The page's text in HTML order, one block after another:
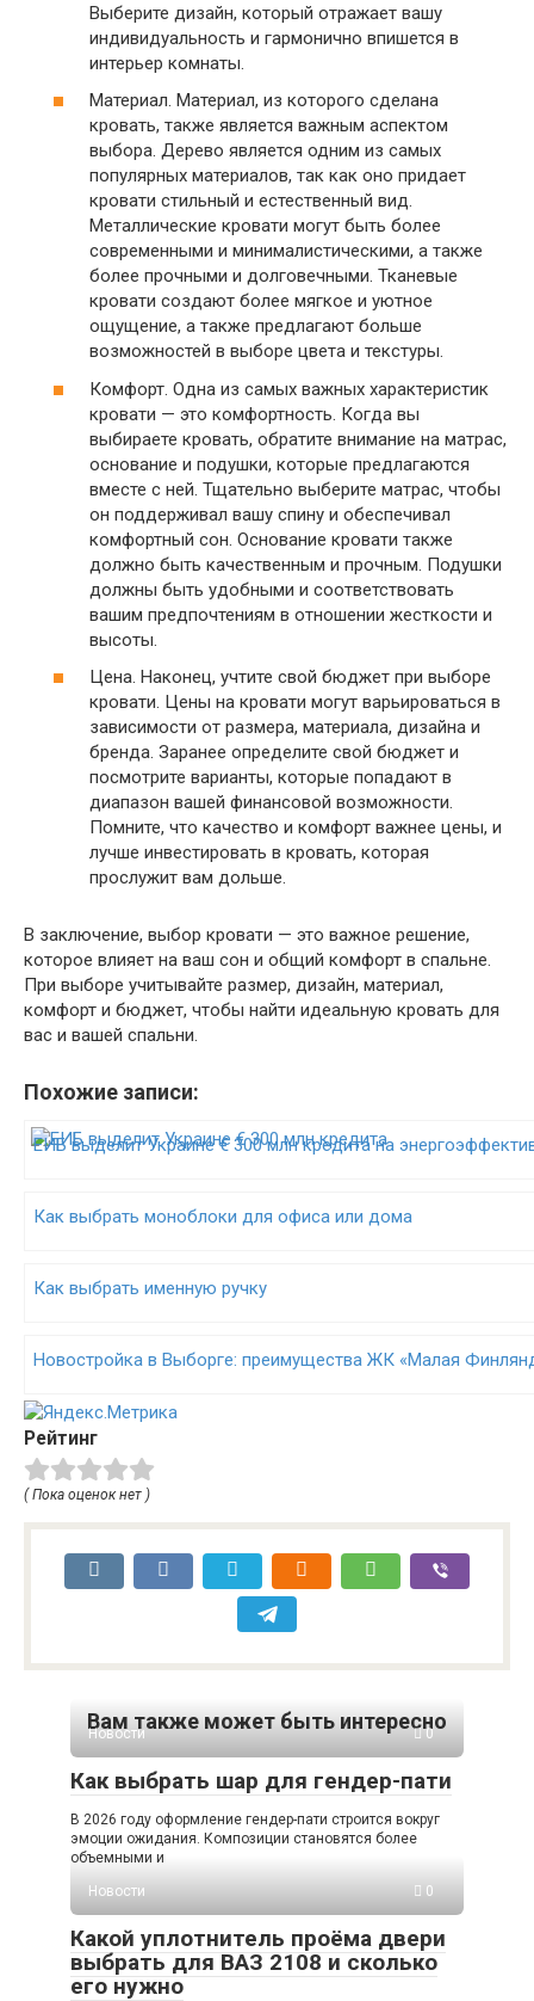
Выберите дизайн, который отражает вашу
индивидуальность и гармонично впишется в
интерьер комнаты.
Материал. Материал, из которого сделана
кровать, также является важным аспектом
выбора. Дерево является одним из самых
популярных материалов, так как оно придает
кровати стильный и естественный вид.
Металлические кровати могут быть более
современными и минималистическими, а также
более прочными и долговечными. Тканевые
кровати создают более мягкое и уютное
ощущение, а также предлагают больше
возможностей в выборе цвета и текстуры.
Комфорт. Одна из самых важных характеристик
кровати — это комфортность. Когда вы
выбираете кровать, обратите внимание на матрас,
основание и подушки, которые предлагаются
вместе с ней. Тщательно выберите матрас, чтобы
он поддерживал вашу спину и обеспечивал
комфортный сон. Основание кровати также
должно быть качественным и прочным. Подушки
должны быть удобными и соответствовать
вашим предпочтениям в отношении жесткости и
высоты.
Цена. Наконец, учтите свой бюджет при выборе
кровати. Цены на кровати могут варьироваться в
зависимости от размера, материала, дизайна и
бренда. Заранее определите свой бюджет и
посмотрите варианты, которые попадают в
диапазон вашей финансовой возможности.
Помните, что качество и комфорт важнее цены, и
лучше инвестировать в кровать, которая
прослужит вам дольше.
В заключение, выбор кровати — это важное решение,
которое влияет на ваш сон и общий комфорт в спальне.
При выборе учитывайте размер, дизайн, материал,
комфорт и бюджет, чтобы найти идеальную кровать для
вас и вашей спальни.
Похожие записи:
ЕИБ выделит Украине € 300 млн кредита на
Как выбрать моноблоки для офиса или дома
Как выбрать именную ручку
Новостройка в Выборге: преимущества ЖК «Малая
Рейтинг
( Пока оценок нет )
Вам также может быть интересно
Новости 0
Как выбрать шар для гендер-пати
В 2026 году оформление гендер-пати строится вокруг
эмоции ожидания. Композиции становятся более
объемными и
Новости
0
Какой уплотнитель проёма двери
выбрать для ВАЗ 2108 и сколько
его нужно